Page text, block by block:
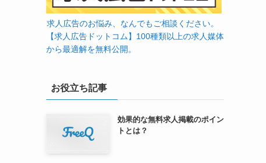
求人広告のお悩み、なんでもご相談ください。
【求人広告ドットコム】100種類以上の求人媒体
から最適解を無料公開。
お役立ち記事
効果的な無料求人掲載のポイン
トとは？